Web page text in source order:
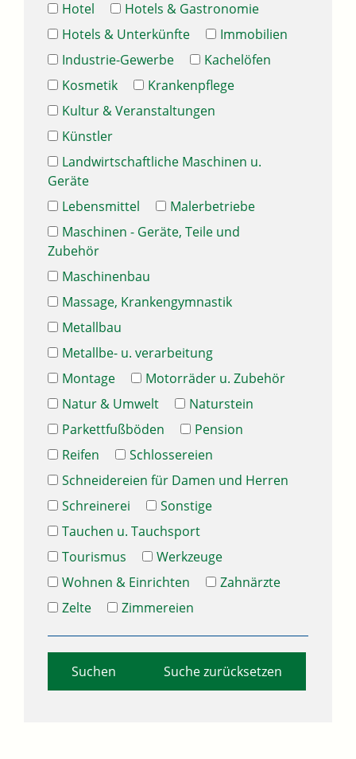
Hotel
Hotels & Gastronomie
Hotels & Unterkünfte
Immobilien
Industrie-Gewerbe
Kachelöfen
Kosmetik
Krankenpflege
Kultur & Veranstaltungen
Künstler
Landwirtschaftliche Maschinen u.
Geräte
Lebensmittel
Malerbetriebe
Maschinen - Geräte, Teile und
Zubehör
Maschinenbau
Massage, Krankengymnastik
Metallbau
Metallbe- u. verarbeitung
Montage
Motorräder u. Zubehör
Natur & Umwelt
Naturstein
Parkettfußböden
Pension
Reifen
Schlossereien
Schneidereien für Damen und Herren
Schreinerei
Sonstige
Tauchen u. Tauchsport
Tourismus
Werkzeuge
Wohnen & Einrichten
Zahnärzte
Zelte
Zimmereien
Suche zurücksetzen